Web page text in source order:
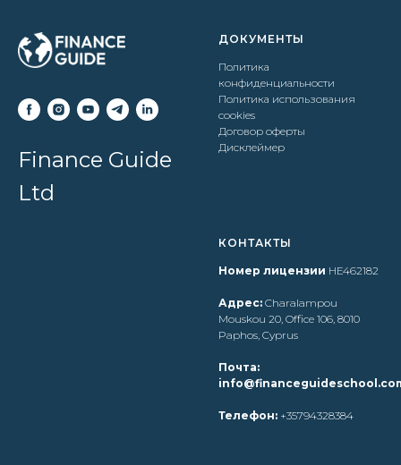
Finance Guide
Ltd
ДОКУМЕНТЫ
Политика
конфиденциальности
Политика использования
cookies
Договор оферты
Дисклеймер
КОНТАКТЫ
Номер лицензии HE462182
Адрес: Charalampou
Mouskou 20, Office 106, 8010
Paphos, Cyprus
Почта:
Телефон: +35794328384